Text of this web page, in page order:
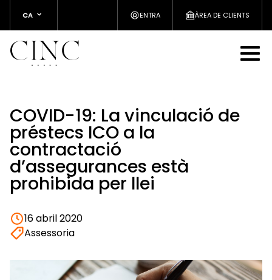
CA ENTRA ÀREA DE CLIENTS
COVID-19: La vinculació de
préstecs ICO a la
contractació
d’assegurances està
prohibida per llei
16 abril 2020
Assessoria